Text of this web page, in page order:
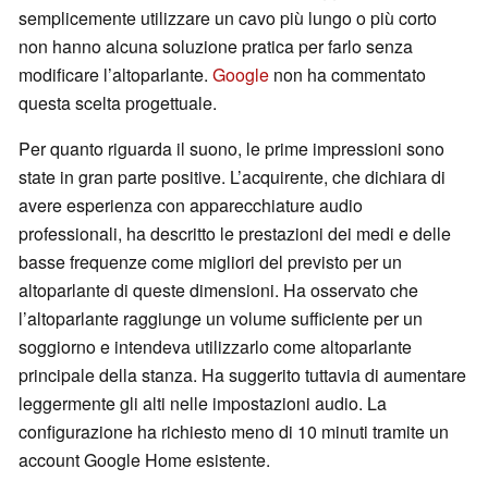
semplicemente utilizzare un cavo più lungo o più corto
non hanno alcuna soluzione pratica per farlo senza
modificare l’altoparlante. Google non ha commentato
questa scelta progettuale.
Per quanto riguarda il suono, le prime impressioni sono
state in gran parte positive. L’acquirente, che dichiara di
avere esperienza con apparecchiature audio
professionali, ha descritto le prestazioni dei medi e delle
basse frequenze come migliori del previsto per un
altoparlante di queste dimensioni. Ha osservato che
l’altoparlante raggiunge un volume sufficiente per un
soggiorno e intendeva utilizzarlo come altoparlante
principale della stanza. Ha suggerito tuttavia di aumentare
leggermente gli alti nelle impostazioni audio. La
configurazione ha richiesto meno di 10 minuti tramite un
account Google Home esistente.